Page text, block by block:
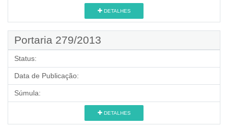
DETALHES
Portaria 279/2013
Status:
Data de Publicação:
Súmula:
DETALHES